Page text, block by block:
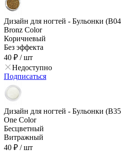
Дизайн для ногтей - Бульонки
Bronz Color
Коричневый
Без эффекта
40 ₽ / шт
Недоступно
Подписаться
Дизайн для ногтей - Бульонки
One Color
Бесцветный
Витражный
40 ₽ / шт